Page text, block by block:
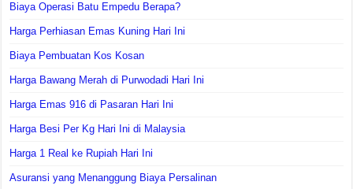
Biaya Operasi Batu Empedu Berapa?
Harga Perhiasan Emas Kuning Hari Ini
Biaya Pembuatan Kos Kosan
Harga Bawang Merah di Purwodadi Hari Ini
Harga Emas 916 di Pasaran Hari Ini
Harga Besi Per Kg Hari Ini di Malaysia
Harga 1 Real ke Rupiah Hari Ini
Asuransi yang Menanggung Biaya Persalinan